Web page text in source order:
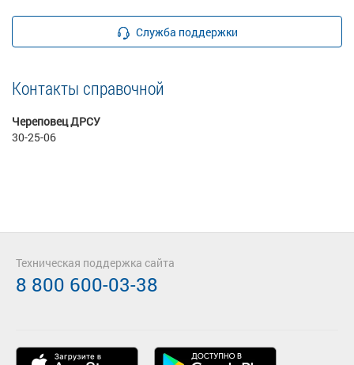
Служба поддержки
Контакты справочной
Череповец ДРСУ
30-25-06
Техническая поддержка сайта
8 800 600-03-38